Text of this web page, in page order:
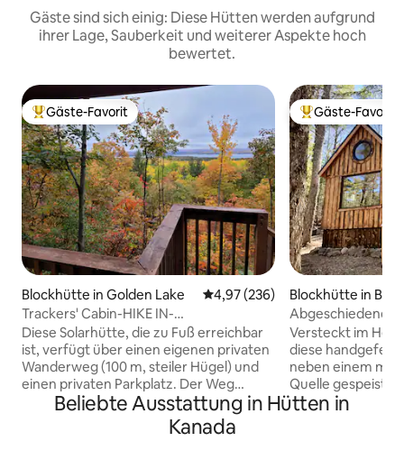
Gäste sind sich einig: Diese Hütten werden aufgrund
ihrer Lage, Sauberkeit und weiterer Aspekte hoch
bewertet.
Beliebter Gäste-Favorit.
Gäste-Favorit
Blockhütte in Golden Lake Durchschnittliche Bewertung:
4,97 (236)
Trackers' Cabin-HIKE IN-
Haustierfreundlich-Keine Nachbarn
Diese Solarhütte, die zu Fuß erreichbar
ist, verfügt über einen eigenen privaten
Wanderweg (100 m, steiler Hügel) und
einen privaten Parkplatz. Der Weg
schlängelt sich hinauf zu deinem
privaten Aussichtspunkt mit Blick auf
den Golden Lake. Du wirst dich an
Beliebter Gäste-
Gäste-Favorit
Blockhütte in
Abgeschiedener
Atkins Hideaway
Versteckt im
diese
neben einem
Quelle
Hektar privatem
Beliebte Ausstattung in Hütten in
Kanada